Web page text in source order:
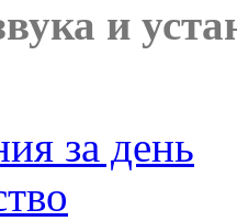
и
за день